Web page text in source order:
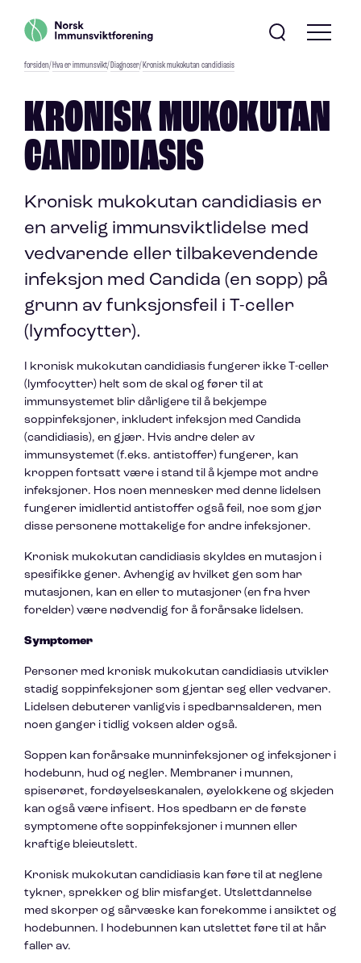
forsiden/ Hva er immunsvikt/ Diagnoser/ Kronisk mukokutan candidiasis
KRONISK MUKOKUTAN
CANDIDIASIS
Kronisk mukokutan candidiasis er
en arvelig immunsviktlidelse med
vedvarende eller tilbakevendende
infeksjon med Candida (en sopp) på
grunn av funksjonsfeil i T-celler
(lymfocytter).
I kronisk mukokutan candidiasis fungerer ikke T-celler
(lymfocytter) helt som de skal og fører til at
immunsystemet blir dårligere til å bekjempe
soppinfeksjoner, inkludert infeksjon med Candida
(candidiasis), en gjær. Hvis andre deler av
immunsystemet (f.eks. antistoffer) fungerer, kan
kroppen fortsatt være i stand til å kjempe mot andre
infeksjoner. Hos noen mennesker med denne lidelsen
fungerer imidlertid antistoffer også feil, noe som gjør
disse personene mottakelige for andre infeksjoner.
Kronisk mukokutan candidiasis skyldes en mutasjon i
spesifikke gener. Avhengig av hvilket gen som har
mutasjonen, kan en eller to mutasjoner (en fra hver
forelder) være nødvendig for å forårsake lidelsen.
Symptomer
Personer med kronisk mukokutan candidiasis utvikler
stadig soppinfeksjoner som gjentar seg eller vedvarer.
Lidelsen debuterer vanligvis i spedbarnsalderen, men
noen ganger i tidlig voksen alder også.
Soppen kan forårsake munninfeksjoner og infeksjoner i
hodebunn, hud og negler. Membraner i munnen,
spiserøret, fordøyelseskanalen, øyelokkene og skjeden
kan også være infisert. Hos spedbarn er de første
symptomene ofte soppinfeksjoner i munnen eller
kraftige bleieutslett.
Kronisk mukokutan candidiasis kan føre til at neglene
tykner, sprekker og blir misfarget. Utslettdannelse
med skorper og sårvæske kan forekomme i ansiktet og
hodebunnen. I hodebunnen kan utslettet føre til at hår
faller av.